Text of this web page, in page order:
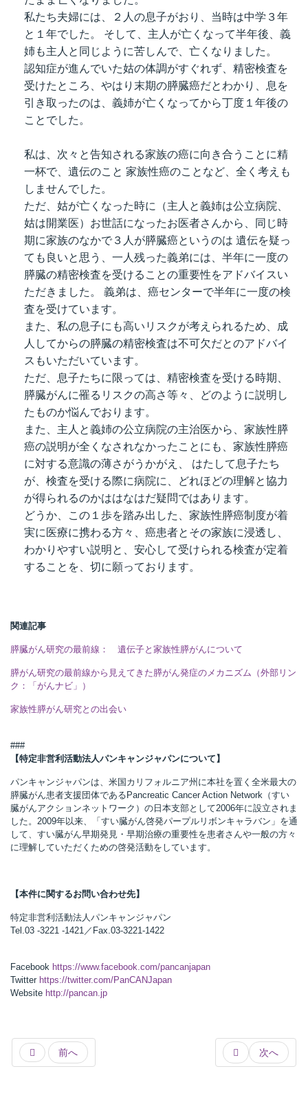
私たち夫婦には、２人の息子がおり、当時は中学３年
と１年でした。 そして、主人が亡くなって半年後、義
姉も主人と同じように苦しんで、亡くなりました。
認知症が進んでいた姑の体調がすぐれず、精密検査を
受けたところ、やはり末期の膵臓癌だとわかり、息を
引き取ったのは、義姉が亡くなってから丁度１年後の
ことでした。
私は、次々と告知される家族の癌に向き合うことに精
一杯で、遺伝のこと 家族性癌のことなど、全く考えも
しませんでした。
ただ、姑が亡くなった時に（主人と義姉は公立病院、
姑は開業医）お世話になったお医者さんから、同じ時
期に家族のなかで３人が膵臓癌というのは 遺伝を疑っ
ても良いと思う、一人残った義弟には、半年に一度の
膵臓の精密検査を受けることの重要性をアドバイスい
ただきました。 義弟は、癌センターで半年に一度の検
査を受けています。
また、私の息子にも高いリスクが考えられるため、成
人してからの膵臓の精密検査は不可欠だとのアドバイ
スもいただいています。
ただ、息子たちに限っては、精密検査を受ける時期、
膵臓がんに罹るリスクの高さ等々、どのように説明し
たものか悩んでおります。
また、主人と義姉の公立病院の主治医から、家族性膵
癌の説明が全くなされなかったことにも、家族性膵癌
に対する意識の薄さがうかがえ、 はたして息子たち
が、検査を受ける際に病院に、どれほどの理解と協力
が得られるのかははなはだ疑問ではあります。
どうか、この１歩を踏み出した、家族性膵癌制度が着
実に医療に携わる方々、癌患者とその家族に浸透し、
わかりやすい説明と、安心して受けられる検査が定着
することを、切に願っております。
関連記事
膵臓がん研究の最前線： 遺伝子と家族性膵がんについて
膵がん研究の最前線から見えてきた膵がん発症のメカニズム（外部リン
ク：「がんナビ」）
家族性膵がん研究との出会い
###
【特定非営利活動法人パンキャンジャパンについて】
パンキャンジャパンは、米国カリフォルニア州に本社を置く全米最大の
膵臓がん患者支援団体であるPancreatic Cancer Action Network（すい
臓がんアクションネットワーク）の日本支部として2006年に設立されま
した。2009年以来、「すい臓がん啓発パープルリボンキャラバン」を通
して、すい臓がん早期発見・早期治療の重要性を患者さんや一般の方々
に理解していただくための啓発活動をしています。
【本件に関するお問い合わせ先】
特定非営利活動法人パンキャンジャパン
Tel.03 -3221 -1421／Fax.03-3221-1422
Facebook https://www.facebook.com/pancanjapan
Twitter https://twitter.com/PanCANJapan
Website http://pancan.jp
前へ 次へ